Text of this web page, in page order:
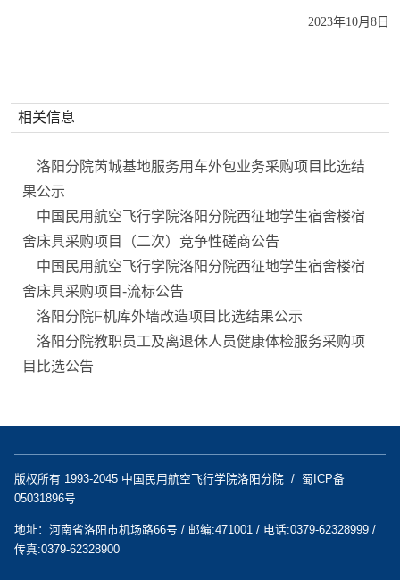
2023年10月 8 日
相关信息
洛阳分院芮城基地服务用车外包业务采购项目比选结
果公示
中国民用航空飞行学院洛阳分院西征地学生宿舍楼宿
舍床具采购项目（二次）竞争性磋商公告
中国民用航空飞行学院洛阳分院西征地学生宿舍楼宿
舍床具采购项目-流标公告
洛阳分院F机库外墙改造项目比选结果公示
洛阳分院教职员工及离退休人员健康体检服务采购项
目比选公告
版权所有 1993-2045 中国民用航空飞行学院洛阳分院 / 蜀ICP备
05031896号
地址：河南省洛阳市机场路66号 / 邮编:471001 / 电话:0379-62328999 /
传真:0379-62328900